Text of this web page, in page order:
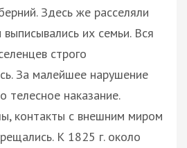
Здесь же расселяли
их семьи. Вся
строго
За малейшее нарушение
телесное наказание.
контакты с внешним миром
К 1825 г. около